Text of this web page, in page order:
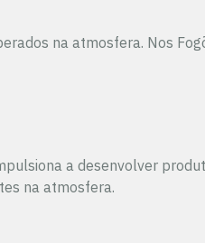
na atmosfera. Nos
a desenvolver
na atmosfera.